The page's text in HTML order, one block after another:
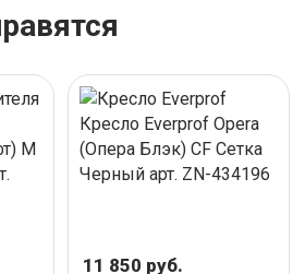
11 850 руб.